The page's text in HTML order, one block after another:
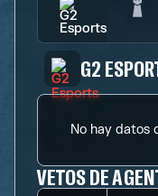
G2
No hay datos
VETOS DE